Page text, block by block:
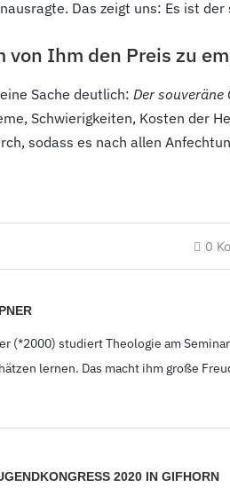
Das zeigt uns: Es ist
von Ihm den Preis zu
Sache deutlich: Der souveräne
Schwierigkeiten, Kosten der
sodass es nach allen
0
(*2000) studiert Theologie am
lernen. Das macht ihm große
2020 IN GIFHORN